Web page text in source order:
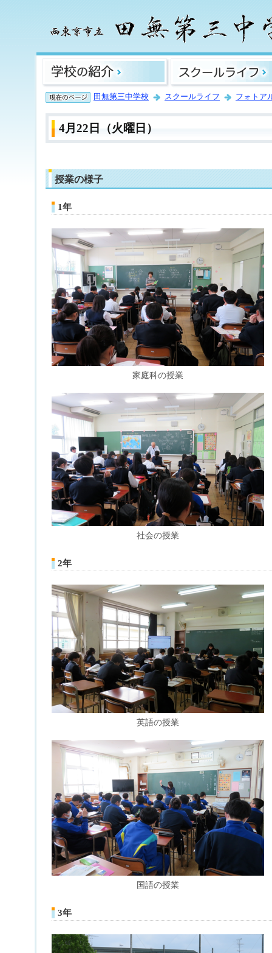
田無第三中学校 スクールライフ フォトア
4月22日（火曜日）
授業の様子
1年
家庭科の授業
社会の授業
2年
英語の授業
国語の授業
3年